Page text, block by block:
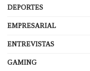
DEPORTES
EMPRESARIAL
ENTREVISTAS
GAMING